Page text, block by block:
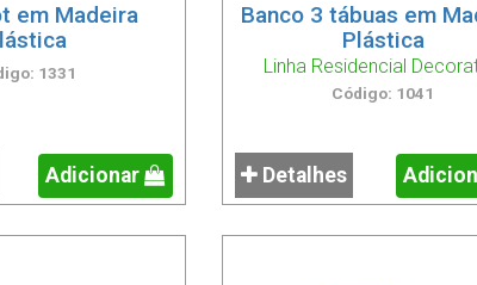
em Madeira
1331
Adicionar
Banco 3 tábuas em
Plástica
Linha Residencial
Código: 1041
Detalhes